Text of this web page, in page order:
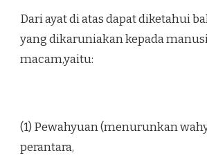
Dari ayat di atas dapat diketahui
yang dikaruniakan kepada
macam,yaitu:
(1) Pewahyuan (menurunkan
perantara,